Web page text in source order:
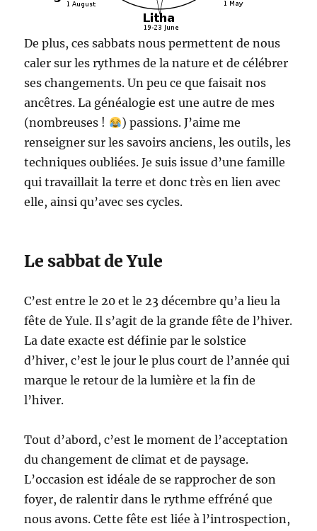
De plus, ces sabbats nous permettent de nous
caler sur les rythmes de la nature et de célébrer
ses changements. Un peu ce que faisait nos
ancêtres. La généalogie est une autre de mes
(nombreuses !
) passions. J’aime me
renseigner sur les savoirs anciens, les outils, les
techniques oubliées. Je suis issue d’une famille
qui travaillait la terre et donc très en lien avec
elle, ainsi qu’avec ses cycles.
Le sabbat de Yule
C’est entre le 20 et le 23 décembre qu’a lieu la
fête de Yule. Il s’agit de la grande fête de l’hiver.
La date exacte est définie par le solstice
d’hiver, c’est le jour le plus court de l’année qui
marque le retour de la lumière et la fin de
l’hiver.
Tout d’abord, c’est le moment de l’acceptation
du changement de climat et de paysage.
L’occasion est idéale de se rapprocher de son
foyer, de ralentir dans le rythme effréné que
nous avons. Cette fête est liée à l’introspection,